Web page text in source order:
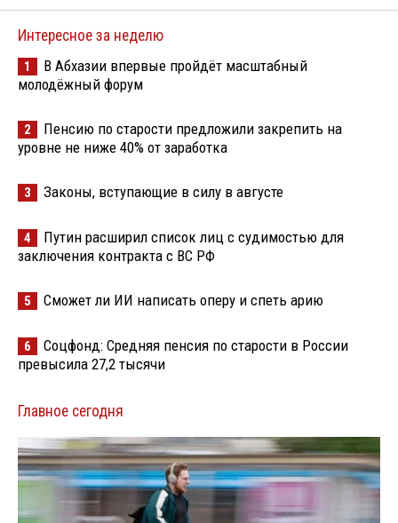
Интересное за неделю
1
В Абхазии впервые пройдёт масштабный
молодёжный форум
2
Пенсию по старости предложили закрепить на
уровне не ниже 40% от заработка
3 Законы, вступающие в силу в августе
4
Путин расширил список лиц с судимостью для
заключения контракта с ВС РФ
5 Сможет ли ИИ написать оперу и спеть арию
6
Соцфонд: Средняя пенсия по старости в России
превысила 27,2 тысячи
Главное сегодня